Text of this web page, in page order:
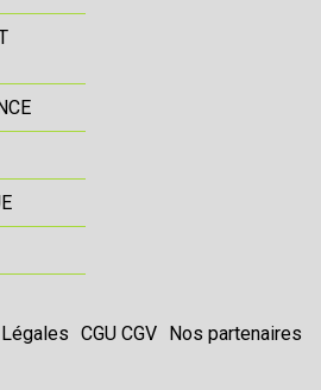
CGU CGV Nos partenaires